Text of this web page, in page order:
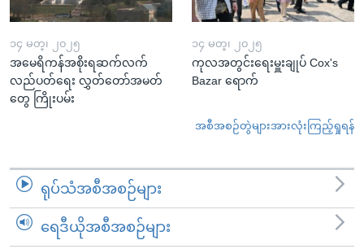
၁၄ မတ္၊ ၂၀၂၅
အမေရိကန်အစိုးရဆက်လက်
လည်ပတ်ရေး လွှတ်တော်အမတ်
တွေ ကြိုးပမ်း
၁၄ မတ္၊ ၂၀၂၅
ကုလအတွင်းရေးမှူးချုပ် Cox's
Bazar ရောက်
အစီအစဉ်တွဲများအားလုံးကြည့်ရှုရန်
ရုပ်သံအစီအစဉ်များ
ရေဒီယိုအစီအစဉ်များ